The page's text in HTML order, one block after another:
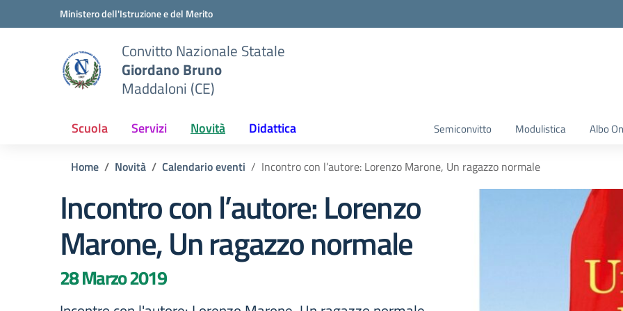
Vai ai contenuti
Vai al menu di navigazioneMinistero dell'Istruzione e del Merito
Convitto Nazionale Statale
Giordano Bruno
Maddaloni (CE)
Scuola Servizi Novità Didattica Semiconvitto Modulistica Albo
Home Novità Calendario eventi Incontro con l’autore: Lorenzo Marone, Un ragazzo normale
Incontro con l’autore: Lorenzo
Marone, Un ragazzo normale
28 Marzo 2019